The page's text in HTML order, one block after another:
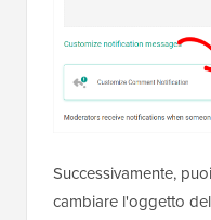
Successivamente,
cambiare l'oggetto